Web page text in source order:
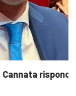
risponde a